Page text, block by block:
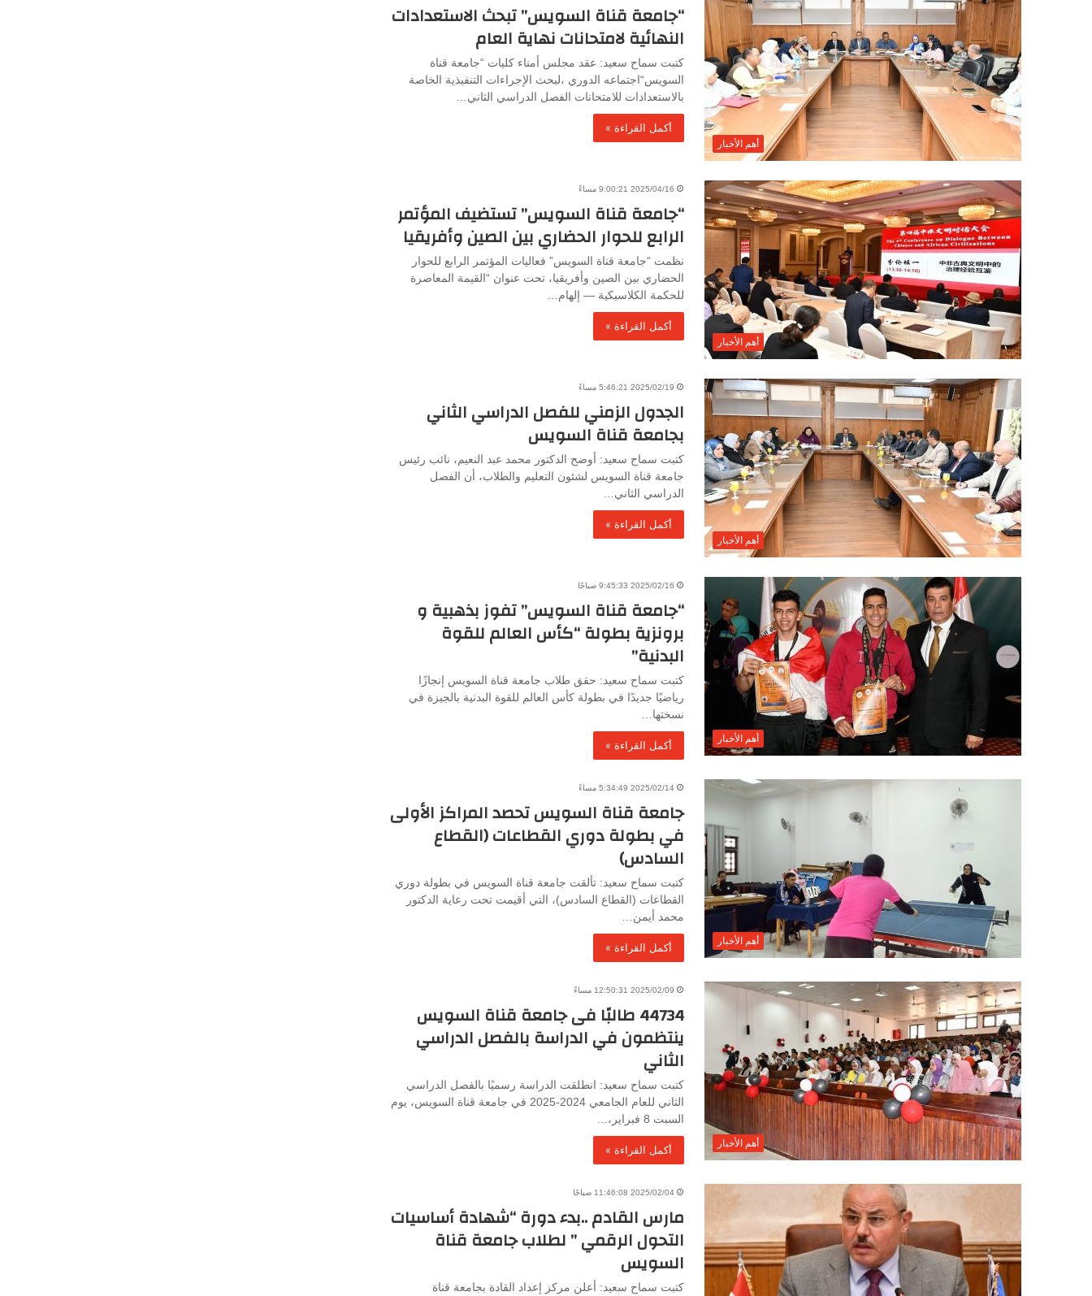
أهم الأخبار
“جامعة قناة السويس” تبحث الاستعدادات
النهائية لامتحانات نهاية العام
كتبت سماح سعيد: عقد مجلس أمناء كليات “جامعة قناة
السويس“اجتماعه الدوري ،لبحث الإجراءات التنفيذية الخاصة
بالاستعدادات للامتحانات الفصل الدراسي الثاني…
أكمل القراءة »
أهم الأخبار
2025/04/16 9:00:21 مساءً
“جامعة قناة السويس” تستضيف المؤتمر
الرابع للحوار الحضاري بين الصين وأفريقيا
نظمت “جامعة قناة السويس” فعاليات المؤتمر الرابع للحوار
الحضاري بين الصين وأفريقيا، تحت عنوان “القيمة المعاصرة
للحكمة الكلاسيكية — إلهام…
أكمل القراءة »
أهم الأخبار
2025/02/19 5:46:21 مساءً
الجدول الزمني للفصل الدراسي الثاني
بجامعة قناة السويس
كتبت سماح سعيد: أوضح الدكتور محمد عبد النعيم، نائب رئيس
جامعة قناة السويس لشئون التعليم والطلاب، أن الفصل
الدراسي الثاني…
أكمل القراءة »
أهم الأخبار
2025/02/16 9:45:33 صباحًا
“جامعة قناة السويس” تفوز بذهبية و
برونزية بطولة “كأس العالم للقوة
البدنية”
كتبت سماح سعيد: حقق طلاب جامعة قناة السويس إنجازًا
رياضيًا جديدًا في بطولة كأس العالم للقوة البدنية بالجيزة في
نسختها…
أكمل القراءة »
أهم الأخبار
2025/02/14 5:34:49 مساءً
جامعة قناة السويس تحصد المراكز الأولى
في بطولة دوري القطاعات (القطاع
السادس)
كتبت سماح سعيد: تألقت جامعة قناة السويس في بطولة دوري
القطاعات (القطاع السادس)، التي أقيمت تحت رعاية الدكتور
محمد أيمن…
أكمل القراءة »
أهم الأخبار
2025/02/09 12:50:31 مساءً
44734 طالبًا فى جامعة قناة السويس
ينتظمون في الدراسة بالفصل الدراسي
الثاني
كتبت سماح سعيد: انطلقت الدراسة رسميًا بالفصل الدراسي
الثاني للعام الجامعي 2024-2025 في جامعة قناة السويس، يوم
السبت 8 فبراير،…
أكمل القراءة »
2025/02/04 11:46:08 صباحًا
مارس القادم ..بدء دورة “شهادة أساسيات
التحول الرقمي ” لطلاب جامعة قناة
السويس
كتبت سماح سعيد: أعلن مركز إعداد القادة بجامعة قناة